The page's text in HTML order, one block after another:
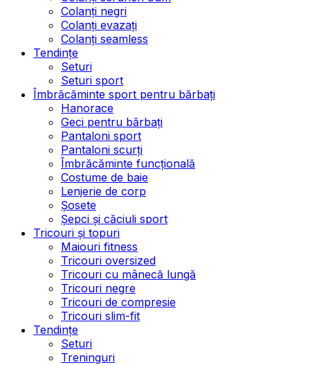
Colanți negri
Colanți evazați
Colanți seamless
Tendințe
Seturi
Seturi sport
Îmbrăcăminte sport pentru bărbați
Hanorace
Geci pentru bărbați
Pantaloni sport
Pantaloni scurți
Îmbrăcăminte funcțională
Costume de baie
Lenjerie de corp
Șosete
Șepci și căciuli sport
Tricouri și topuri
Maiouri fitness
Tricouri oversized
Tricouri cu mânecă lungă
Tricouri negre
Tricouri de compresie
Tricouri slim-fit
Tendințe
Seturi
Treninguri